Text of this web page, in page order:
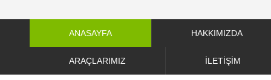
ANASAYFA HAKKIMIZDA
ARAÇLARIMIZ İLETİŞİM